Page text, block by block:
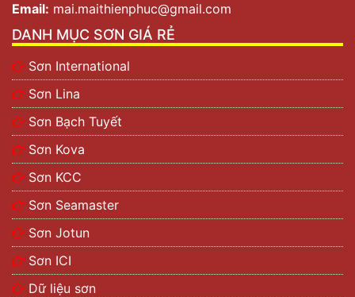
Email: mai.maithienphuc@gmail.com
DANH MỤC SƠN GIÁ RẺ
Sơn International
Sơn Lina
Sơn Bạch Tuyết
Sơn Kova
Sơn KCC
Sơn Seamaster
Sơn Jotun
Sơn ICI
Dữ liệu sơn